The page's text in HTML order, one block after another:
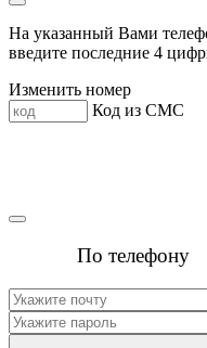
На указанный Вами
введите последние 4
Изменить номер
Код из СМС
По телефону